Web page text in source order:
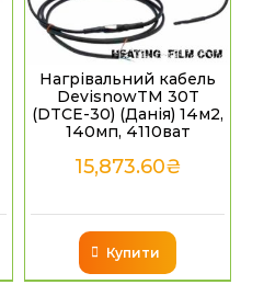
Нагрівальний кабель
DevisnowТМ 30T
(DTCE-30) (Данія) 14м2,
140мп, 4110ват
15,873.60₴
Купити